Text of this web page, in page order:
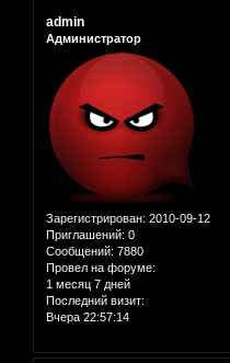
admin
Администратор
Зарегистрирован: 2010-09-12
Приглашений: 0
Сообщений: 7880
Провел на форуме:
1 месяц 7 дней
Последний визит:
Вчера 22:57:14